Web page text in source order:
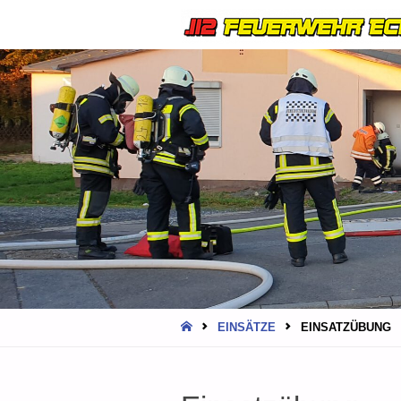
HOMEEINSÄTZE EINSATZÜBUNG